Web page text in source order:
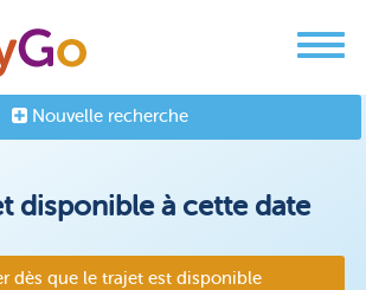
Nouvelle recherche
disponible à cette date
dès que le trajet est disponible